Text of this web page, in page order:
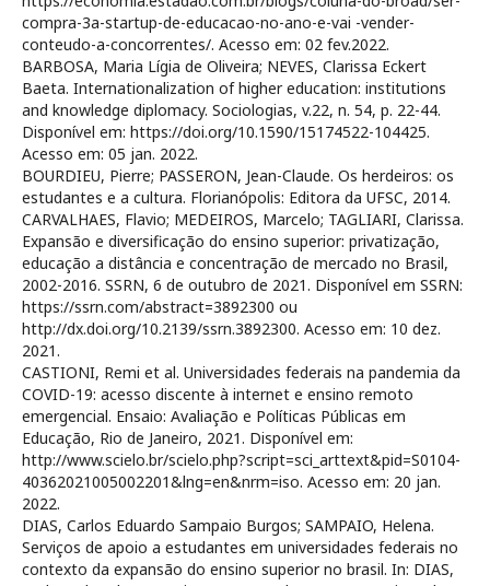
compra-3a-startup-de-educacao-no-ano-e-vai -vender-
conteudo-a-concorrentes/. Acesso em: 02 fev.2022.
BARBOSA, Maria Lígia de Oliveira; NEVES, Clarissa Eckert
Baeta. Internationalization of higher education: institutions
and knowledge diplomacy. Sociologias, v.22, n. 54, p. 22-44.
Disponível em: https://doi.org/10.1590/15174522-104425.
Acesso em: 05 jan. 2022.
BOURDIEU, Pierre; PASSERON, Jean-Claude. Os herdeiros: os
estudantes e a cultura. Florianópolis: Editora da UFSC, 2014.
CARVALHAES, Flavio; MEDEIROS, Marcelo; TAGLIARI, Clarissa.
Expansão e diversificação do ensino superior: privatização,
educação a distância e concentração de mercado no Brasil,
2002-2016. SSRN, 6 de outubro de 2021. Disponível em SSRN:
https://ssrn.com/abstract=3892300 ou
http://dx.doi.org/10.2139/ssrn.3892300. Acesso em: 10 dez.
2021.
CASTIONI, Remi et al. Universidades federais na pandemia da
COVID-19: acesso discente à internet e ensino remoto
emergencial. Ensaio: Avaliação e Políticas Públicas em
Educação, Rio de Janeiro, 2021. Disponível em:
http://www.scielo.br/scielo.php?script=sci_arttext&pid=S0104-
40362021005002201&lng=en&nrm=iso. Acesso em: 20 jan.
2022.
DIAS, Carlos Eduardo Sampaio Burgos; SAMPAIO, Helena.
Serviços de apoio a estudantes em universidades federais no
contexto da expansão do ensino superior no brasil. In: DIAS,